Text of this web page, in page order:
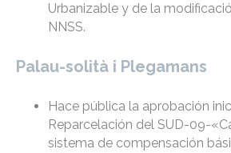
Urbanizable y de la
NNSS.
Palau-solità i Plegamans
Hace pública la aprobación
Reparcelación del SUD-09-
sistema de compensación